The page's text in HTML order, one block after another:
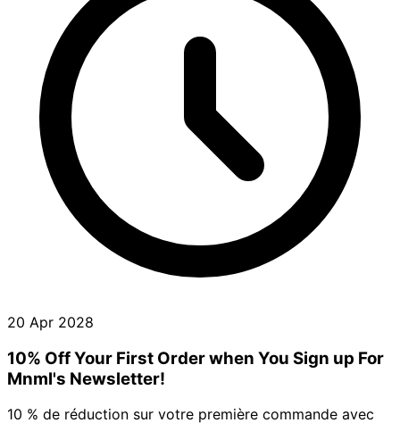
20 Apr 2028
10% Off Your First Order when You Sign up For
Mnml's Newsletter!
10 % de réduction sur votre première commande avec